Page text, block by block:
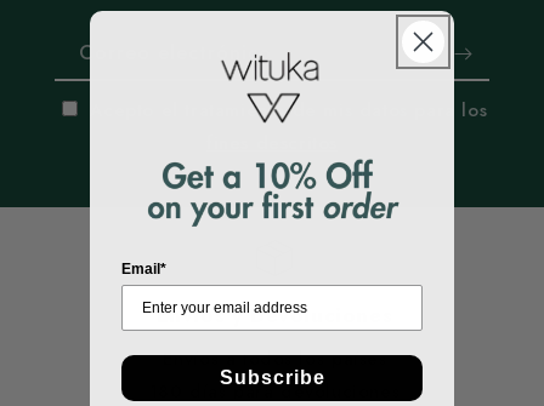
Correo electrónico
Acepto el tratamiento de mis datos para los
Envíos y Devoluciones
Envíos a todos los países
180 días para devoluciones
Email*
Subscribe